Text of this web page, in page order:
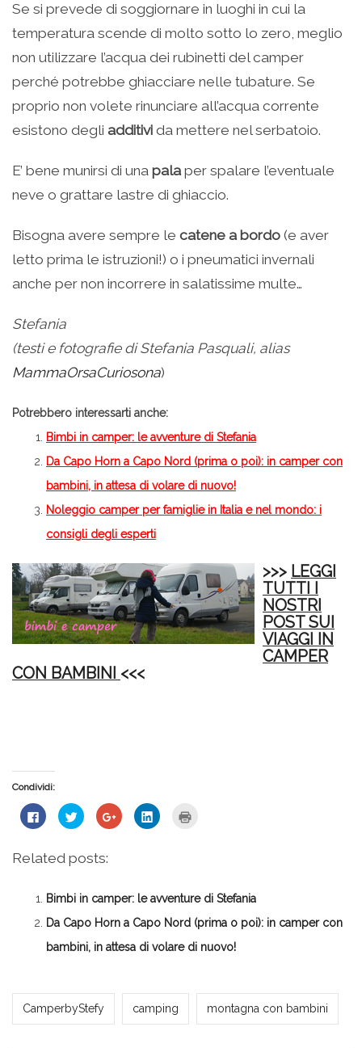
Se si prevede di soggiornare in luoghi in cui la
temperatura scende di molto sotto lo zero, meglio
non utilizzare l’acqua dei rubinetti del camper
perché potrebbe ghiacciare nelle tubature. Se
proprio non volete rinunciare all’acqua corrente
esistono degli additivi da mettere nel serbatoio.
E’ bene munirsi di una palaper spalare l’eventuale
neve o grattare lastre di ghiaccio.
Bisogna avere sempre le catene a bordo (e aver
letto prima le istruzioni!) o i pneumatici invernali
anche per non incorrere in salatissime multe…
Stefania
(testi e fotografie di Stefania Pasquali, alias
MammaOrsaCuriosona)
Potrebbero interessarti anche:
Bimbi in camper: le avventure di Stefania
Da Capo Horn a Capo Nord (prima o poi): in camper con
bambini, in attesa di volare di nuovo!
Noleggio camper per famiglie in Italia e nel mondo: i
consigli degli esperti
>>> LEGGI
TUTTI I
NOSTRI
POST SUI
VIAGGI IN
CAMPER
CON BAMBINI
<<<
Condividi:
Fai
clic
su
Facebook
in
una
finestra)
Fai
clic
condividere
su
apre
in
nuova
finestra)
Fai
clic
in
nuova
finestra)
Fai
clic
in
nuova
finestra)
nuova
Related posts:
Bimbi in camper: le avventure di Stefania
Da Capo Horn a Capo Nord (prima o poi): in camper con
bambini, in attesa di volare di nuovo!
*Redazione*
CamperbyStefy
camping montagna con bambini